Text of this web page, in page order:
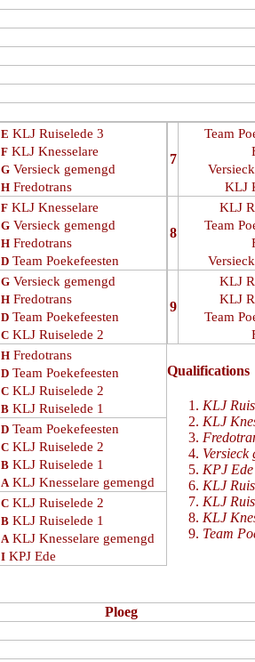
E KLJ Ruiselede 3
F KLJ Knesselare
G Versieck gemengd
H Fredotrans
F KLJ Knesselare
G Versieck gemengd
H Fredotrans
D Team Poekefeesten
G Versieck gemengd
H Fredotrans
D Team Poekefeesten
C KLJ Ruiselede 2
H Fredotrans
D Team Poekefeesten
C KLJ Ruiselede 2
B KLJ Ruiselede 1
D Team Poekefeesten
C KLJ Ruiselede 2
B KLJ Ruiselede 1
A KLJ Knesselare gemengd
C KLJ Ruiselede 2
B KLJ Ruiselede 1
A KLJ Knesselare gemengd
I KPJ Ede
7
Team
KLJ
8
KLJ
Team
9
KLJ
KLJ
Team
Qualifications
KLJ
KLJ
Versieck
KPJ Ede
KLJ
KLJ
KLJ
Team
Ploeg